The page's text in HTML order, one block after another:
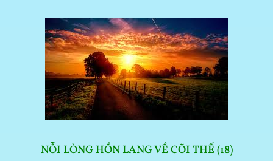
NỖI LÒNG HỒN LANG VỀ CÕI THẾ (18)